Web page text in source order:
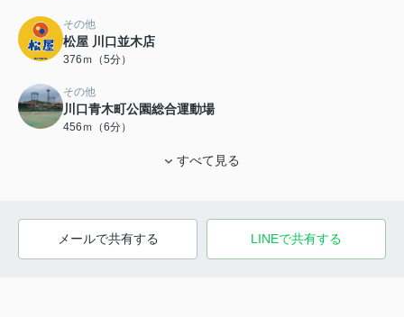
その他
松屋 川口並木店
376ｍ（5分）
その他
川口青木町公園総合運動場
456ｍ（6分）
すべて見る
メールで共有する LINEで共有する